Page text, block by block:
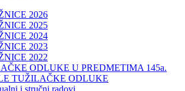
2026
2025
2024
2023
2022
ODLUKE U PREDMETIMA 145a.
TUŽILAČKE ODLUKE